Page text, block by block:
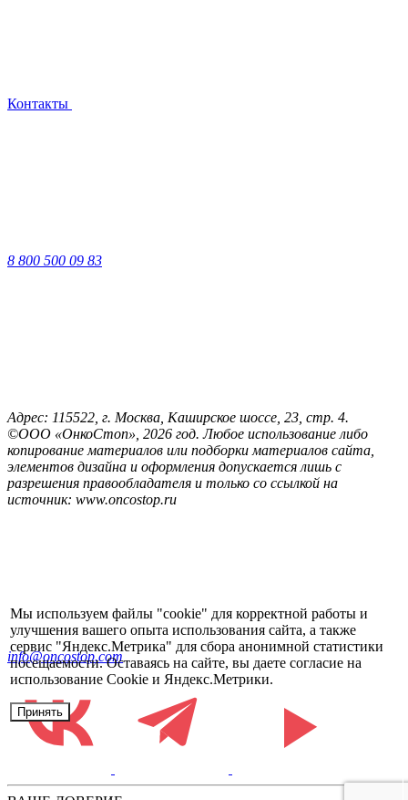
Контакты
8 800 500 09 83
Адрес: 115522, г. Москва, Каширское шоссе, 23, стр. 4.
©ООО «ОнкоСтоп», 2026 год. Любое использование либо
копирование материалов или подборки материалов сайта,
элементов дизайна и оформления допускается лишь с
разрешения правообладателя и только со ссылкой на
источник: www.oncostop.ru
info@oncostop.com
Мы используем файлы "cookie" для корректной работы и
улучшения вашего опыта использования сайта, а также
сервис "Яндекс.Метрика" для сбора анонимной статистики
посещаемости. Оставаясь на сайте, вы даете согласие на
использование Cookie и Яндекс.Метрики.
Принять